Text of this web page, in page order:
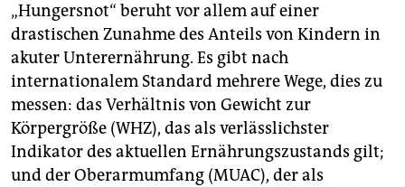
„Hungersnot“ beruht vor allem auf einer
drastischen Zunahme des Anteils von Kindern in
akuter Unterernährung. Es gibt nach
internationalem Standard mehrere Wege, dies zu
messen: das Verhältnis von Gewicht zur
Körpergröße (WHZ), das als verlässlichster
Indikator des aktuellen Ernährungszustands gilt;
und der Oberarmumfang (MUAC), der als